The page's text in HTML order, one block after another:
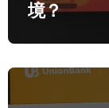
境？